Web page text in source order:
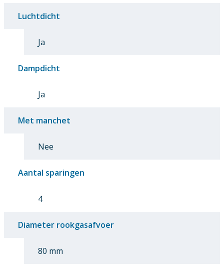
Luchtdicht
Ja
Dampdicht
Ja
Met manchet
Nee
Aantal sparingen
4
Diameter rookgasafvoer
80 mm